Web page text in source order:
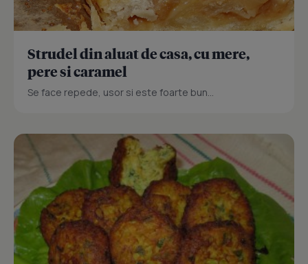
Strudel din aluat de casa, cu mere,
pere si caramel
Se face repede, usor si este foarte bun...